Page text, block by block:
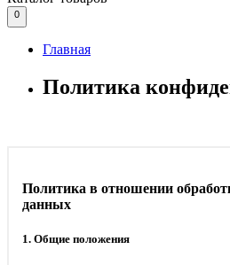
0
Главная
Политика
Политика в отношении
данных
1. Общие положения